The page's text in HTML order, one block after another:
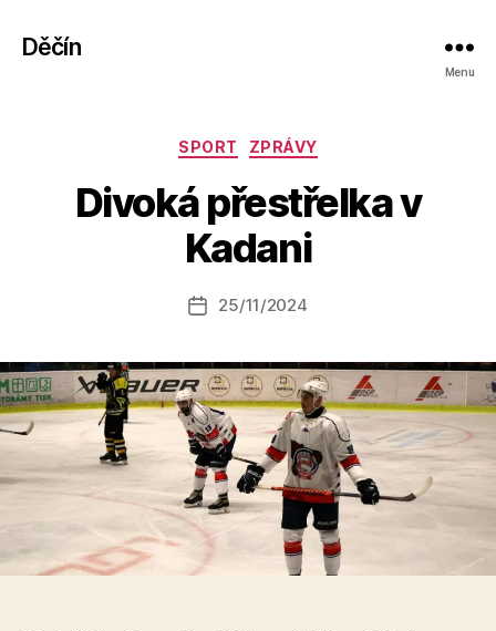
Děčín
Menu
Rubriky
SPORT ZPRÁVY
Divoká přestřelka v
Kadani
Autor
příspěvku
u
o
a
s
o
Datum
25/11/2024